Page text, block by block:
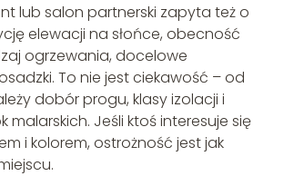
lub salon partnerski zapyta też o
elewacji na słońce, obecność
ogrzewania, docelowe
To nie jest ciekawość – od
dobór progu, klasy izolacji i
malarskich. Jeśli ktoś interesuje się
i kolorem, ostrożność jest jak